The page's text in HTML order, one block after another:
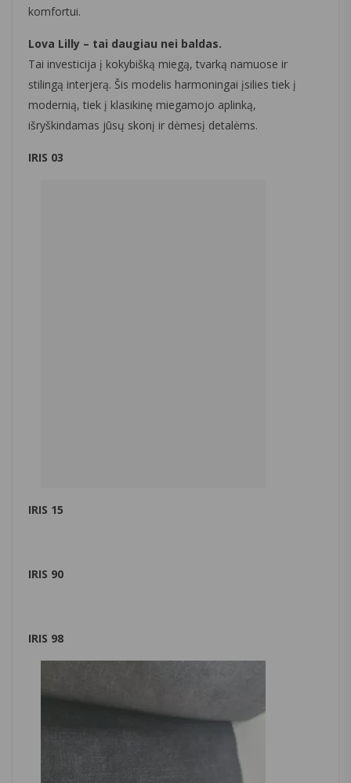
komfortui.
Lova Lilly – tai daugiau nei baldas.
Tai investicija į kokybišką miegą, tvarką namuose ir
stilingą interjerą. Šis modelis harmoningai įsilies tiek į
modernią, tiek į klasikinę miegamojo aplinką,
išryškindamas jūsų skonį ir dėmesį detalėms.
IRIS 03
IRIS 15
IRIS 90
IRIS 98